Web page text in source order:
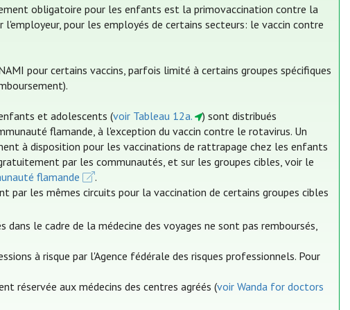
obligatoire pour les enfants est la primovaccination contre la
pour les employés de certains secteurs: le vaccin contre
pour certains vaccins, parfois limité à certains groupes spécifiques
et adolescents (voir Tableau 12a.
) sont distribués
flamande, à l'exception du vaccin contre le rotavirus. Un
à disposition pour les vaccinations de rattrapage chez les enfants
par les communautés, et sur les groupes cibles, voir le
flamande
.
par les mêmes circuits pour la vaccination de certains groupes cibles
le cadre de la médecine des voyages ne sont pas remboursés,
à risque par l'Agence fédérale des risques professionnels. Pour
réservée aux médecins des centres agréés (voir Wanda for doctors